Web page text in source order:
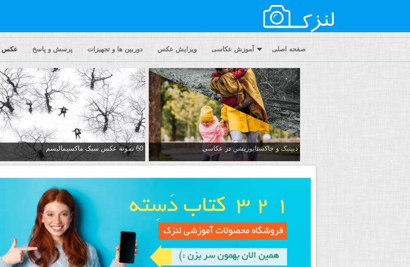
صفحه اصلی آموزش عکاسی ویرایش عکس دوربین ها و تجهیزات پرسش و پاسخ عکس
دیپتیک و جاکستا‌پوزیشن در عکاسی 60 نمونه عکس سبک ماکسیمالیسم